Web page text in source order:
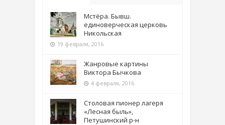
Мстёра. Бывш.
единоверческая церковь
Никольская
19 февраля, 2016
Жанровые картины
Виктора Бычкова
4 февраля, 2016
Столовая пионер лагеря
«Лесная быль»,
Петушинский р-н